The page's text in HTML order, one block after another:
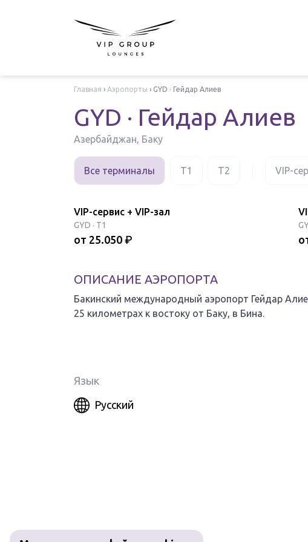
Главная › Аэропорты › GYD · Гейдар Алиев
GYD · Гейдар Алиев
Азербайджан, Баку
Все терминалы T1 T2 VIP-
VIP-сервис + VIP-зал
GYD · T1
от 25.050 ₽
ОПИСАНИЕ АЭРОПОРТА
Бакинский международный аэропорт Гейдар
25 километрах к востоку от Баку, в Бина.
Язык
Русский